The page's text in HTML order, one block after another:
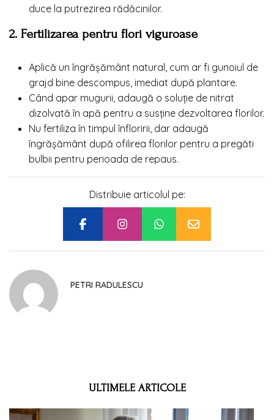
duce la putrezirea rădăcinilor.
2. Fertilizarea pentru flori viguroase
Aplică un îngrășământ natural, cum ar fi gunoiul de
grajd bine descompus, imediat după plantare.
Când apar mugurii, adaugă o soluție de nitrat
dizolvată în apă pentru a susține dezvoltarea florilor.
Nu fertiliza în timpul înfloririi, dar adaugă
îngrășământ după ofilirea florilor pentru a pregăti
bulbii pentru perioada de repaus.
Distribuie articolul pe:
PETRI RADULESCU
ULTIMELE ARTICOLE